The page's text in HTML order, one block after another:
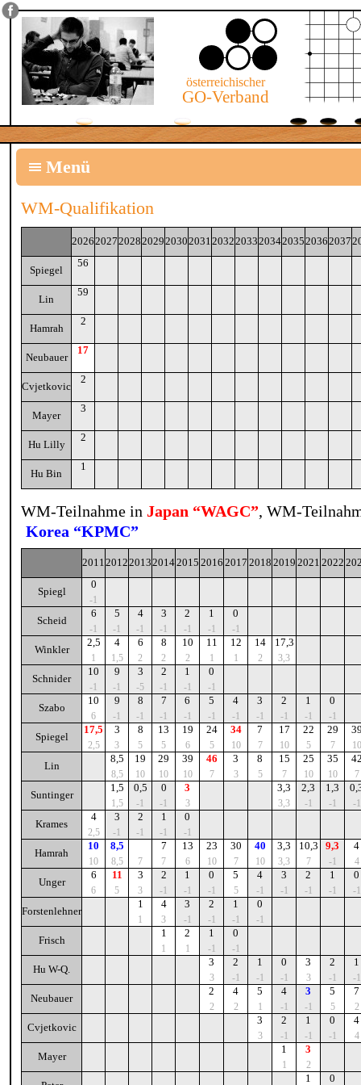
österreichischer
GO-Verband
Menü
WM-Qualifikation
202620272028202920302031203220332034203520362037
Spiegel
56
Lin
59
Hamrah
2
Neubauer
17
Cvjetkovic
2
Mayer
3
Hu Lilly
2
Hu Bin
1
WM-Teilnahme in Japan “WAGC”, WM-
Korea “KPMC”
20112012201320142015 2016 2017 2018 2019 2021 2022
Spiegl
-1
0
Scheid
-1
6
-1
5
-1
4
-1
3
-1
2
-1
1
-1
0
Winkler
1
2,5
1,5
4
2
6
2
8
2
10
1
11
1
12
2
14
3,3
17,3
Schnider
-1
10
-1
9
-5
3
-1
2
-1
1
-1
0
Szabo
6
10
-1
9
-1
8
-1
7
-1
6
-1
5
-1
4
-1
3
-1
2
-1
1
-1
0
Spiegel
2,5
17,5
3
3
5
8
5
13
6
19
5
24
10
34
7
7
10
17
5
22
7
29
10
Lin
8,5
8,5
10
19
10
29
10
39
7
46
3
3
5
8
7
15
10
25
10
35
7
Suntinger
1,5
1,5
-1
0,5
-1
0
3
3
3,3
3,3
-1
2,3
-1
1,3
-1
Krames
2,5
4
-1
3
-1
2
-1
1
-1
0
Hamrah
10
10
8,5
8,5
7 7
7
6
13
10
23
7
30
10
40
3,3
3,3
7
10,3
-1
9,3
4
4
Unger
6
6
5
11
3
3
-1
2
-1
1
-1
0
5
5
-1
4
-1
3
-1
2
-1
1
-1
0
Forstenlehner
1
1
3
4
-1
3
-1
2
-1
1
-1
0
Frisch
1
1
1
2
-1
1
-1
0
Hu W-Q.
3
3
-1
2
-1
1
-1
0
3
3
-1
2
-1
1
Neubauer
2
2
2
4
1
5
-1
4
-1
3
5
5
2
7
Cvjetkovic
3
3
-1
2
-1
1
-1
0
4
4
Mayer
1
1
2
3
1 0